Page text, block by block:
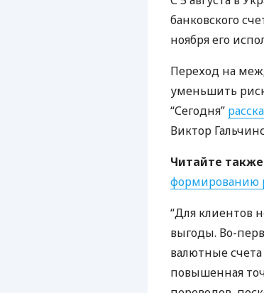
банковского
ноября его
Переход на
уменьшить
“Сегодня”
Виктор
Читайте
формированию
“Для клиентов
выгоды. Во-
валютные
повышенная